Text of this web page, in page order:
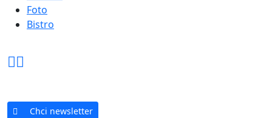
Foto
Bistro
Chci newsletter